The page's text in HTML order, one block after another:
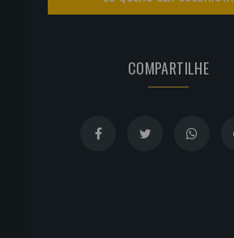
COMPARTILHE